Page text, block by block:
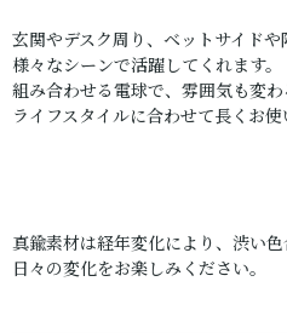
玄関やデスク周り、ベットサイドや
様々なシーンで活躍してくれます。
組み合わせる電球で、雰囲気も変
ライフスタイルに合わせて長くお使
真鍮素材は経年変化により、渋い色
日々の変化をお楽しみください。